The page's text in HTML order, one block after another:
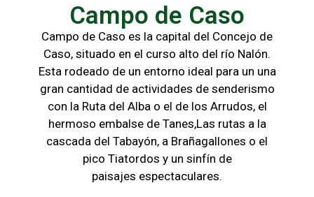
Campo de Caso
Campo de Caso es la capital del Concejo de
Caso, situado en el curso alto del río Nalón.
Esta rodeado de un entorno ideal para un una
gran cantidad de actividades de senderismo
con la Ruta del Alba o el de los Arrudos, el
hermoso embalse de Tanes,Las rutas a la
cascada del Tabayón, a Brañagallones o el
pico Tiatordos y un sinfín de
paisajes espectaculares.